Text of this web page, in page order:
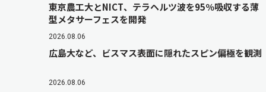
東京農工大とNICT、テラヘルツ波を95％吸収する薄
型メタサーフェスを開発
2026.08.06
広島大など、ビスマス表面に隠れたスピン偏極を観測
2026.08.06